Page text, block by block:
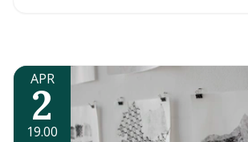
APR
2
19.00